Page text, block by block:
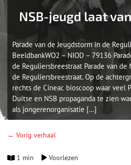
NSB-jeugd laat
Parade van de Jeugdstorm in de
BeeldbankWO2 – NIOD – 79136
de Reguliersbreestraat Parade van
de Reguliersbreestraat. Op de
rechts de Cineac bioscoop waar veel
Duitse en NSB propaganda te zien
als jongerenorganisatie […]
← Vorig verhaal
1 min Voorlezen